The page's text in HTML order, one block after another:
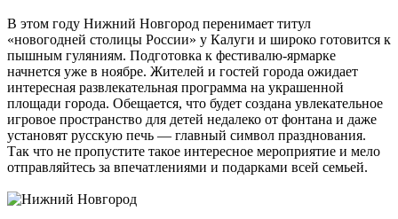
В этом году Нижний Новгород перенимает титул
«новогодней столицы России» у Калуги и широко готовится к
пышным гуляниям. Подготовка к фестивалю-ярмарке
начнется уже в ноябре. Жителей и гостей города ожидает
интересная развлекательная программа на украшенной
площади города. Обещается, что будет создана увлекательное
игровое пространство для детей недалеко от фонтана и даже
установят русскую печь — главный символ празднования.
Так что не пропустите такое интересное мероприятие и мело
отправляйтесь за впечатлениями и подарками всей семьей.